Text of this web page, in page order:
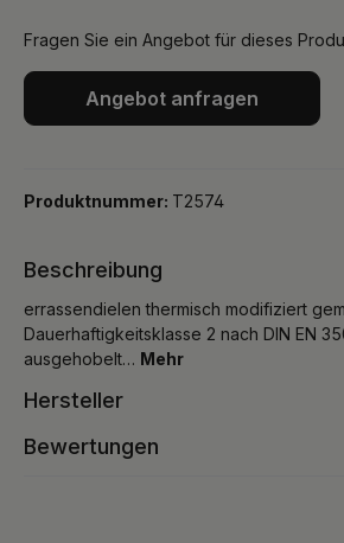
Fragen Sie ein Angebot für dieses
Angebot anfragen
Produktnummer: T2574
Beschreibung
errassendielen thermisch modifiziert gem.
Dauerhaftigkeitsklasse 2 nach DIN EN
ausgehobelt… Mehr
Hersteller
Bewertungen